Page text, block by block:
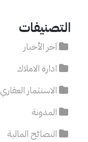
التصنيفات
آخر الأخبار
ادارة الاملاك
الاستثمار العقاري
المدونة
النصائح المالية